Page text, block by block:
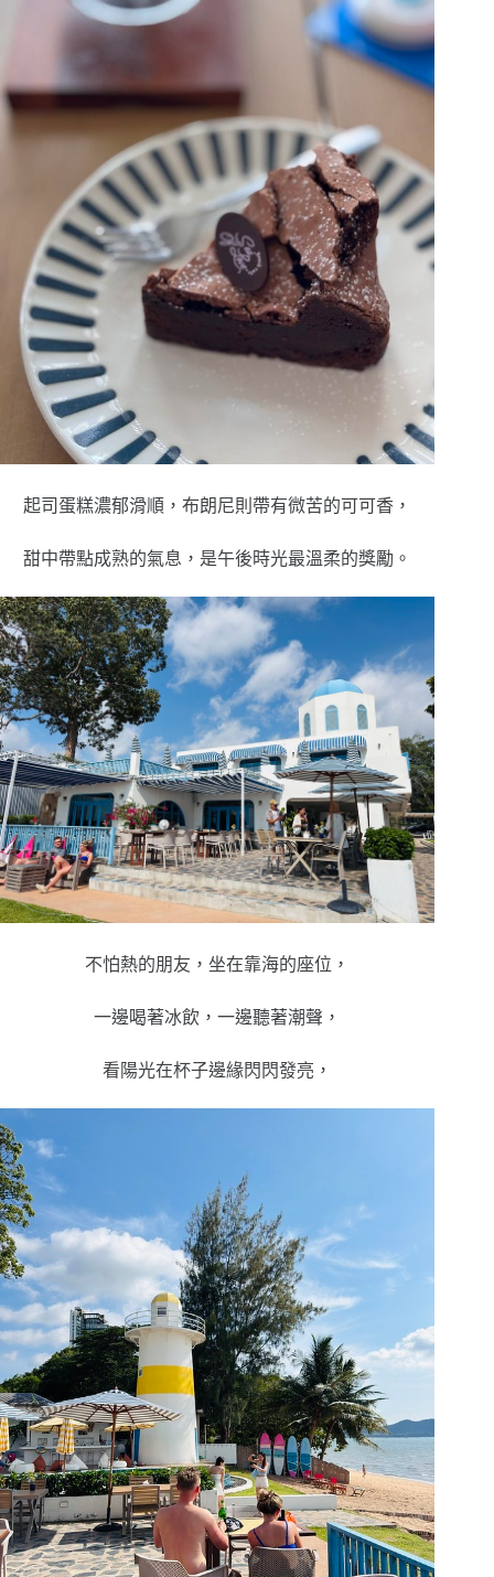
起司蛋糕濃郁滑順，布朗尼則帶有微苦的可可香，
甜中帶點成熟的氣息，是午後時光最溫柔的獎勵。
不怕熱的朋友，坐在靠海的座位，
一邊喝著冰飲，一邊聽著潮聲，
看陽光在杯子邊緣閃閃發亮，